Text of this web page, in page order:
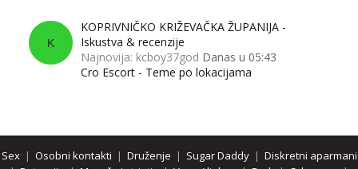
K
KOPRIVNIČKO KRIŽEVAČKA ŽUPANIJA -
Iskustva & recenzije
Najnovija: kcboy37god Danas u 05:43
Cro Escort - Teme po lokacijama
Sex| Osobni kontakti | Druženje | Sugar Daddy| Diskretni aparmani